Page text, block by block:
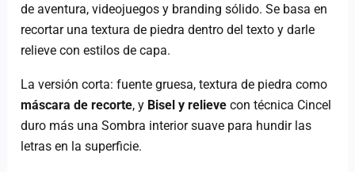
de aventura, videojuegos y branding sólido. Se basa en
recortar una textura de piedra dentro del texto y darle
relieve con estilos de capa.
La versión corta: fuente gruesa, textura de piedra como
máscara de recorte, y Bisel y relieve con técnica Cincel
duro más una Sombra interior suave para hundir las
letras en la superficie.